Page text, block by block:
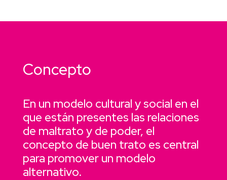
Concepto
En un modelo cultural y social en el
que están presentes las relaciones
de maltrato y de poder, el
concepto de buen trato es central
para promover un modelo
alternativo.